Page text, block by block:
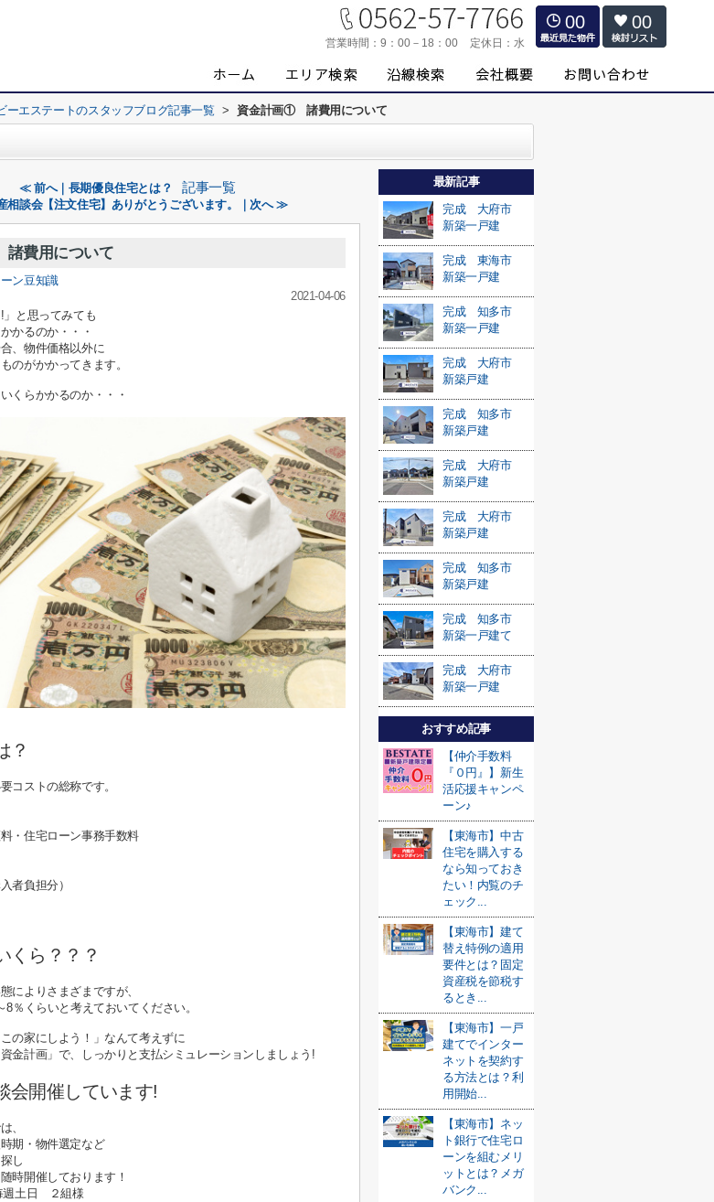
営業時間： 9：00－18：00 定休日： 水
00 00
ーエステートのスタッフブログ記事一覧 > 資金計画① 諸費用について
≪ 前へ｜長期優良住宅とは？ 記事一覧
相談会【注文住宅】ありがとうございます。｜次へ ≫
費用について
ン豆知識
2021-04-06
と思ってみても
かるのか・・・
、物件価格以外に
のがかかってきます。
くらかかるのか・・・
？
コストの総称です。
・住宅ローン事務手数料
者負担分）
くら？？？
によりさまざまですが、
8％くらいと考えておいてください。
の家にしよう！」なんて考えずに
金計画」で、しっかりと支払シミュレーションしましょう!
会開催しています!
、
期・物件選定など
し
時開催しております！
土日 ２組様
最新記事
完成 大府市
新築一戸建
完成 東海市
新築一戸建
完成 知多市
新築一戸建
完成 大府市
新築戸建
完成 知多市
新築戸建
完成 大府市
新築戸建
完成 大府市
新築戸建
完成 知多市
新築戸建
完成 知多市
新築一戸建て
完成 大府市
新築一戸建
おすすめ記事
【仲介手数料
『０円』】新生
活応援キャンペ
ーン♪
【東海市】中古
住宅を購入する
なら知っておき
たい！内覧のチ
ェック...
【東海市】建て
替え特例の適用
要件とは？固定
資産税を節税す
るとき...
【東海市】一戸
建てでインター
ネットを契約す
る方法とは？利
用開始...
【東海市】ネッ
ト銀行で住宅ロ
ーンを組むメリ
ットとは？メガ
バンク...